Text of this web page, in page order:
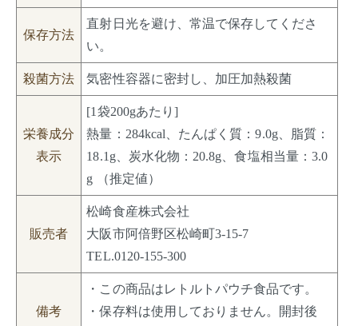
保存方法
直射日光を避け、常温で保存してくださ
い。
殺菌方法 気密性容器に密封し、加圧加熱殺菌
栄養成分
表示
[1袋200gあたり]
熱量：284kcal、たんぱく質：9.0g、脂質：
18.1g、炭水化物：20.8g、食塩相当量：3.0
g （推定値）
販売者
松崎食産株式会社
大阪市阿倍野区松崎町3-15-7
TEL.0120-155-300
備考
・この商品はレトルトパウチ食品です。
・保存料は使用しておりません。開封後